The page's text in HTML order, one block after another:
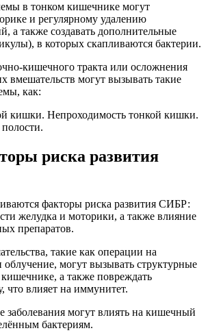
в тонком кишечнике могут
и регулярному удалению
а также создавать дополнительные
в которых скапливаются бактерии.
кишечного тракта или осложнения
вмешательств могут вызывать такие
как:
кишки. Непроходимость тонкой кишки.
риска развития
факторы риска развития СИБР:
желудка и моторики, а также влияние
препаратов.
такие как операции на
могут вызывать структурные
а также повреждать
что влияет на иммунитет.
могут влиять на кишечный
бактериям.